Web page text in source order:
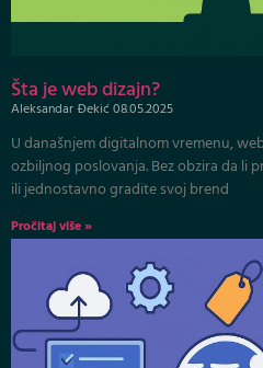
Šta je web dizajn?
Aleksandar Đekić 08.05.2025
U današnjem digitalnom vremenu,
ozbiljnog poslovanja. Bez obzira da li
ili jednostavno gradite svoj brend
Pročitaj više »